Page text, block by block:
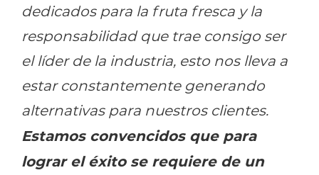
dedicados para la fruta fresca y la
responsabilidad que trae consigo ser
el líder de la industria, esto nos lleva a
estar constantemente generando
alternativas para nuestros clientes.
Estamos convencidos que para
lograr el éxito se requiere de un